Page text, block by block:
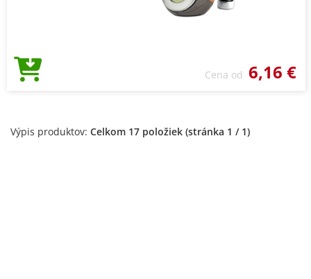
Cena od 6,16 €
Výpis produktov: Celkom 17 položiek (stránka 1 / 1)